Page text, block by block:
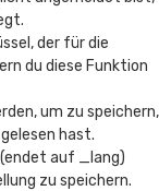
der für die
du diese Funktion
um zu speichern,
hast.
auf _lang)
zu speichern.